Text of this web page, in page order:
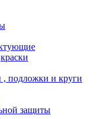
подложки и круги
защиты